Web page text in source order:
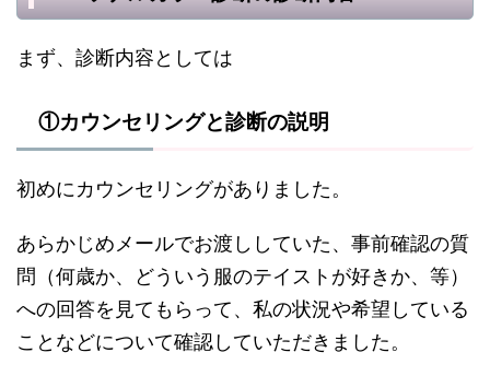
まず、診断内容としては
①カウンセリングと診断の説明
初めにカウンセリングがありました。
あらかじめメールでお渡ししていた、事前確認の質
問（何歳か、どういう服のテイストが好きか、等）
への回答を見てもらって、私の状況や希望している
ことなどについて確認していただきました。